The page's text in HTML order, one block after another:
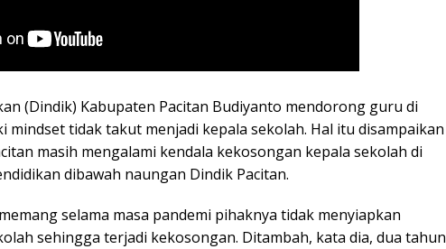
(Dindik) Kabupaten Pacitan Budiyanto mendorong guru di
mindset tidak takut menjadi kepala sekolah. Hal itu disampaikan
masih mengalami kendala kekosongan kepala sekolah di
dibawah naungan Dindik Pacitan.
selama masa pandemi pihaknya tidak menyiapkan
sehingga terjadi kekosongan. Ditambah, kata dia, dua tahun